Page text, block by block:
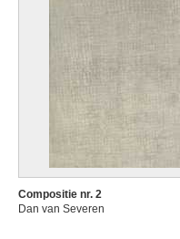
Compositie nr. 2
Dan van Severen